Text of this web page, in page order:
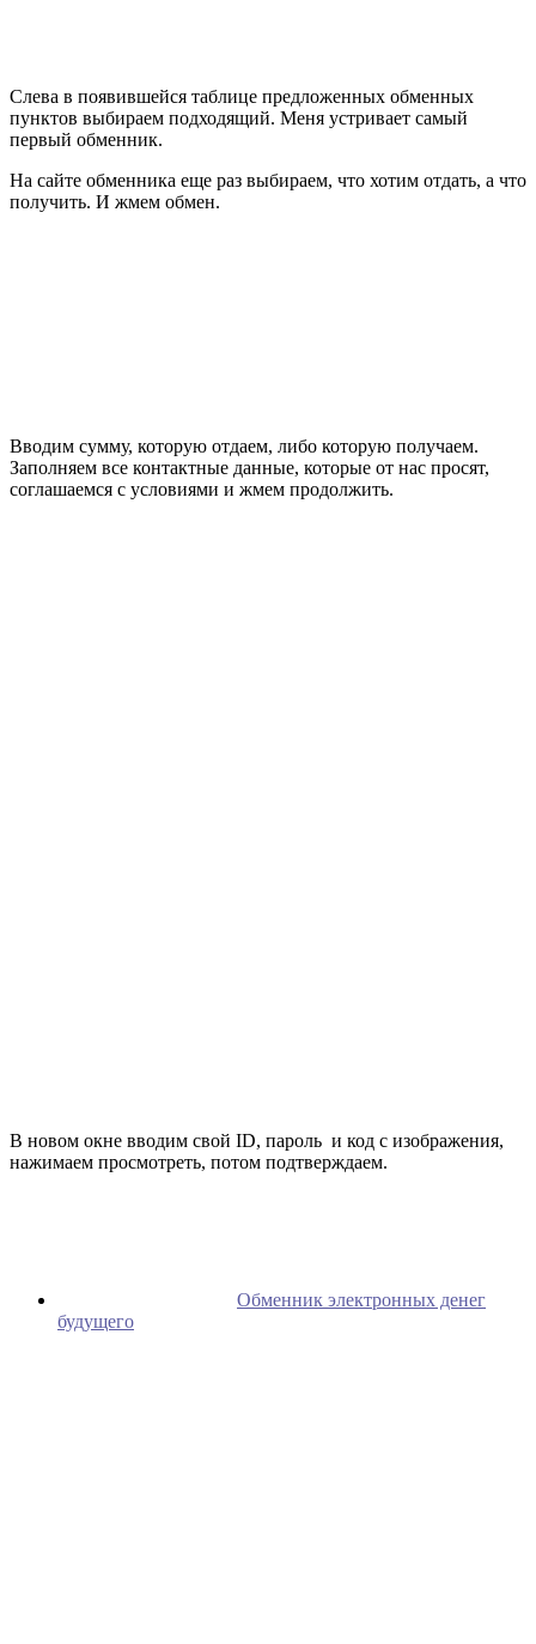
Слева в появившейся таблице предложенных обменных
пунктов выбираем подходящий. Меня устривает самый
первый обменник.
На сайте обменника еще раз выбираем, что хотим отдать, а что
получить. И жмем обмен.
Вводим сумму, которую отдаем, либо которую получаем.
Заполняем все контактные данные, которые от нас просят,
соглашаемся с условиями и жмем продолжить.
В новом окне вводим свой ID, пароль и код с изображения,
нажимаем просмотреть, потом подтверждаем.
Обменник электронных денег
будущего